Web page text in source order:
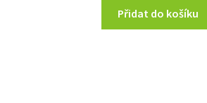
Přidat do košíku